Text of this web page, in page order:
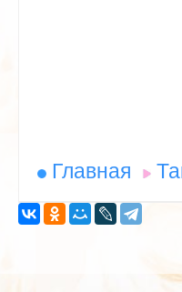
Главная